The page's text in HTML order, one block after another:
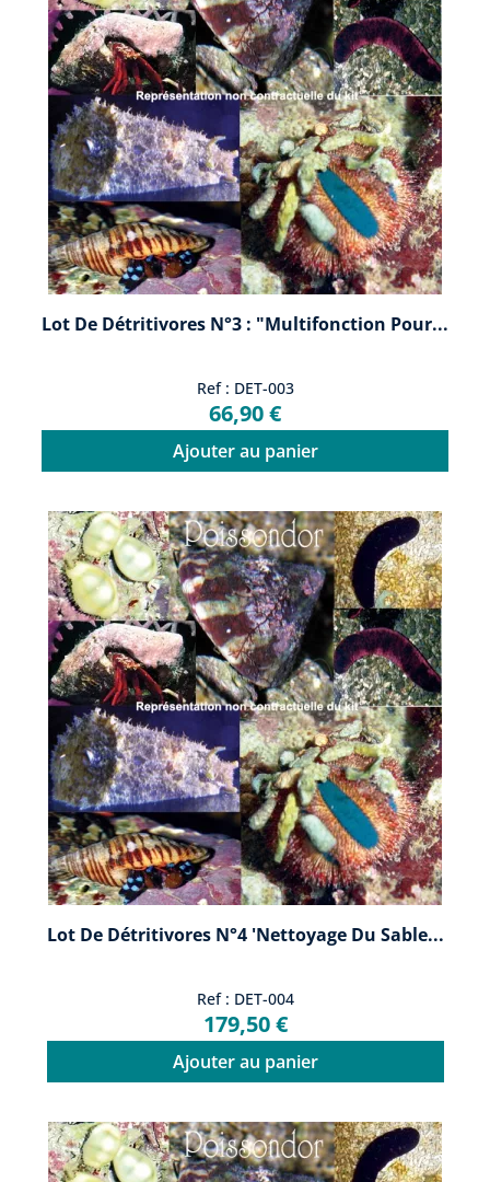
Lot De Détritivores N°3 : "Multifonction Pour...
Ref : DET-003
66,90 €
Ajouter au panier
Lot De Détritivores N°4 'Nettoyage Du Sable...
Ref : DET-004
179,50 €
Ajouter au panier